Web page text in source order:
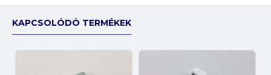
KAPCSOLÓDÓ TERMÉKEK